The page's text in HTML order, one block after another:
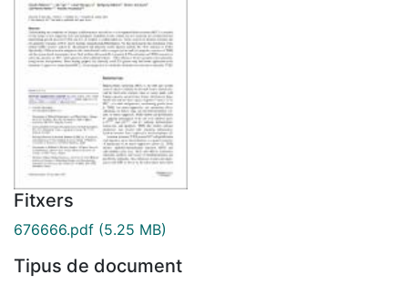
Fitxers
676666.pdf (5.25 MB)
Tipus de document